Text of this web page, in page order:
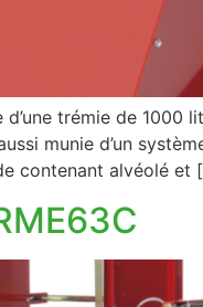
d’une trémie de
munie d’un
contenant alvéolé et